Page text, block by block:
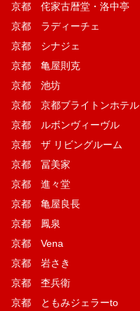
京都 侘家古暦堂・洛中亭
京都 ラディーチェ
京都 シナジェ
京都 亀屋則克
京都 池坊
京都 京都ブライトンホテル
京都 ルボンヴィーヴル
京都 ザ リビングルーム
京都 冨美家
京都 進々堂
京都 亀屋良長
京都 鳳泉
京都 Vena
京都 岩さき
京都 杢兵衛
京都 ともみジェラーto